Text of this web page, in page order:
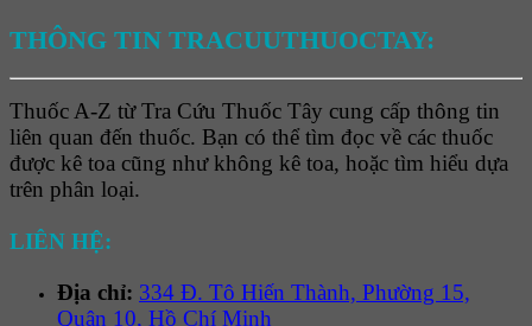
THÔNG TIN TRACUUTHUOCTAY:
Thuốc A-Z từ Tra Cứu Thuốc Tây cung cấp thông tin
liên quan đến thuốc. Bạn có thể tìm đọc về các thuốc
được kê toa cũng như không kê toa, hoặc tìm hiểu dựa
trên phân loại.
LIÊN HỆ:
Địa chỉ: 334 Đ. Tô Hiến Thành, Phường 15,
Quận 10, Hồ Chí Minh